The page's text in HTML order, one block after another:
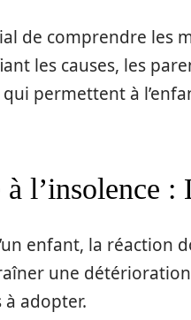
de comprendre les
les causes, les
permettent à
l’insolence :
enfant, la
une
adopter.